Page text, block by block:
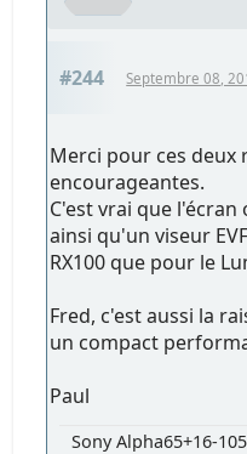
#244 Septembre 08,
Merci pour ces deux
encourageantes.
C'est vrai que
ainsi qu'un viseur
RX100 que pour le
Fred, c'est aussi la
un compact
Paul
Sony Alpha65+16-